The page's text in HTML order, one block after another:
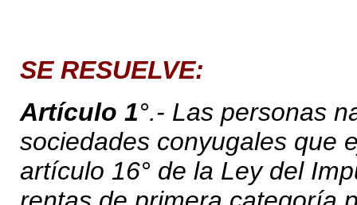
SE RESUELVE:
Artículo 1°.- Las personas
sociedades conyugales que
artículo 16° de la Ley del